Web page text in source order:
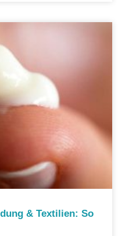
& Textilien: So